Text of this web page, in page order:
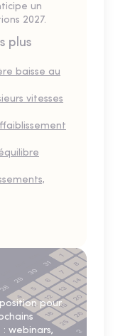
un
2027.
plus
baisse au
vitesses
pour
webinars,